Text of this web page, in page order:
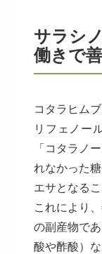
サラシ
働きで
コタラヒム
リフェノー
「コタラノ
れなかった
エサとなる
これにより
の副産物で
酸や酢酸）